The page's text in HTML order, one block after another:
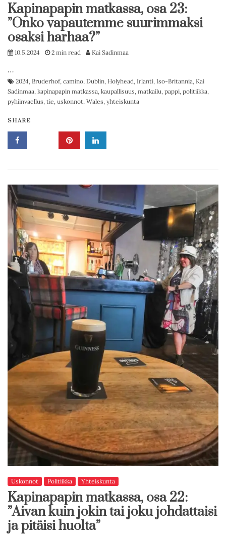
Kapinapapin matkassa, osa 23:
”Onko vapautemme suurimmaksi
osaksi harhaa?”
10.5.2024 2 min read Kai Sadinmaa
…
2024, Bruderhof, camino, Dublin, Holyhead, Irlanti, Iso-Britannia, Kai
Sadinmaa, kapinapapin matkassa, kaupallisuus, matkailu, pappi, politiikka,
pyhiinvaellus, tie, uskonnot, Wales, yhteiskunta
SHARE
Uskonnot Politiikka Yhteiskunta
Kapinapapin matkassa, osa 22:
”Aivan kuin jokin tai joku johdattaisi
ja pitäisi huolta”